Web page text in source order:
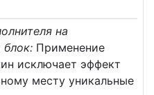
на
Применение
исключает эффект
месту уникальные